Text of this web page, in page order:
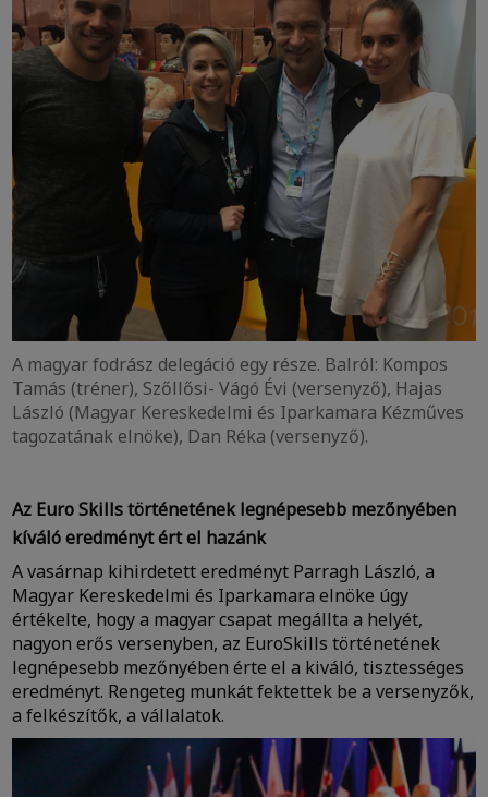
A magyar fodrász delegáció egy része. Balról: Kompos
Tamás (tréner), Szőllősi- Vágó Évi (versenyző), Hajas
László (Magyar Kereskedelmi és Iparkamara Kézműves
tagozatának elnöke), Dan Réka (versenyző).
Az Euro Skills történetének legnépesebb mezőnyében
kíváló eredményt ért el hazánk
A vasárnap kihirdetett eredményt Parragh László, a
Magyar Kereskedelmi és Iparkamara elnöke úgy
értékelte, hogy a magyar csapat megállta a helyét,
nagyon erős versenyben, az EuroSkills történetének
legnépesebb mezőnyében érte el a kiváló, tisztességes
eredményt. Rengeteg munkát fektettek be a versenyzők,
a felkészítők, a vállalatok.